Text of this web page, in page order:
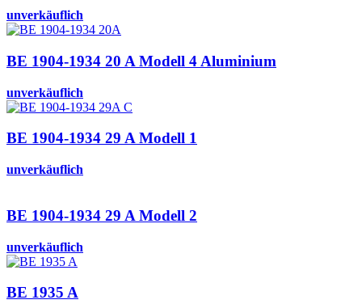
unverkäuflich
BE 1904-1934 20 A Modell 4 Aluminium
unverkäuflich
BE 1904-1934 29 A Modell 1
unverkäuflich
BE 1904-1934 29 A Modell 2
unverkäuflich
BE 1935 A